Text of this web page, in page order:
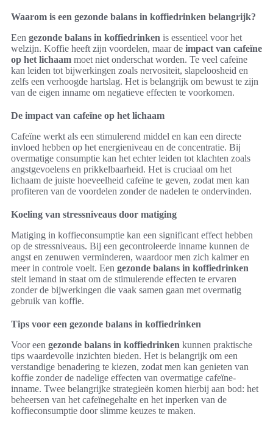
Waarom is een gezonde balans in koffiedrinken belangrijk?
Een gezonde balans in koffiedrinken is essentieel voor het
welzijn. Koffie heeft zijn voordelen, maar de impact van cafeïne
op het lichaam moet niet onderschat worden. Te veel cafeïne
kan leiden tot bijwerkingen zoals nervositeit, slapeloosheid en
zelfs een verhoogde hartslag. Het is belangrijk om bewust te zijn
van de eigen inname om negatieve effecten te voorkomen.
De impact van cafeïne op het lichaam
Cafeïne werkt als een stimulerend middel en kan een directe
invloed hebben op het energieniveau en de concentratie. Bij
overmatige consumptie kan het echter leiden tot klachten zoals
angstgevoelens en prikkelbaarheid. Het is cruciaal om het
lichaam de juiste hoeveelheid cafeïne te geven, zodat men kan
profiteren van de voordelen zonder de nadelen te ondervinden.
Koeling van stressniveaus door matiging
Matiging in koffieconsumptie kan een significant effect hebben
op de stressniveaus. Bij een gecontroleerde inname kunnen de
angst en zenuwen verminderen, waardoor men zich kalmer en
meer in controle voelt. Een gezonde balans in koffiedrinken
stelt iemand in staat om de stimulerende effecten te ervaren
zonder de bijwerkingen die vaak samen gaan met overmatig
gebruik van koffie.
Tips voor een gezonde balans in koffiedrinken
Voor een gezonde balans in koffiedrinken kunnen praktische
tips waardevolle inzichten bieden. Het is belangrijk om een
verstandige benadering te kiezen, zodat men kan genieten van
koffie zonder de nadelige effecten van overmatige cafeïne-
inname. Twee belangrijke strategieën komen hierbij aan bod: het
beheersen van het cafeïnegehalte en het inperken van de
koffieconsumptie door slimme keuzes te maken.